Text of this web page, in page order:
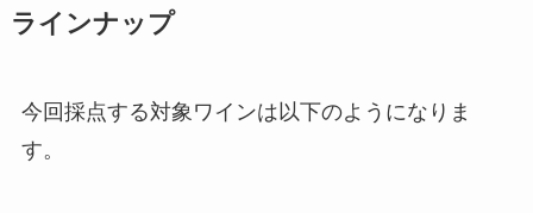
ラインナップ
今回採点する対象ワインは以下のようになりま
す。